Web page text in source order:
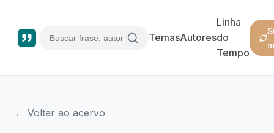
TemasAutores
Linha
do
Tempo
← Voltar ao acervo